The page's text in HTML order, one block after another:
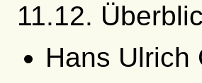
11.12.
Hans